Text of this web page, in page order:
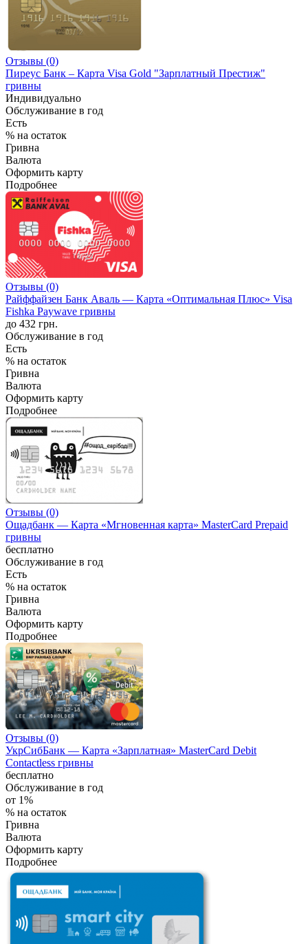
Отзывы (0)
Пиреус Банк – Карта Visa Gold "Зарплатный Престиж"
гривны
Индивидуально
Обслуживание в год
Есть
% на остаток
Гривна
Валюта
Оформить карту
Подробнее
Отзывы (0)
Райффайзен Банк Аваль — Карта «Оптимальная Плюс» Visa
Fishka Paywave гривны
до 432 грн.
Обслуживание в год
Есть
% на остаток
Гривна
Валюта
Оформить карту
Подробнее
Отзывы (0)
Ощадбанк — Карта «Мгновенная карта» MasterCard Prepaid
гривны
бесплатно
Обслуживание в год
Есть
% на остаток
Гривна
Валюта
Оформить карту
Подробнее
Отзывы (0)
УкрСибБанк — Карта «Зарплатная» MasterCard Debit
Contactless гривны
бесплатно
Обслуживание в год
от 1%
% на остаток
Гривна
Валюта
Оформить карту
Подробнее